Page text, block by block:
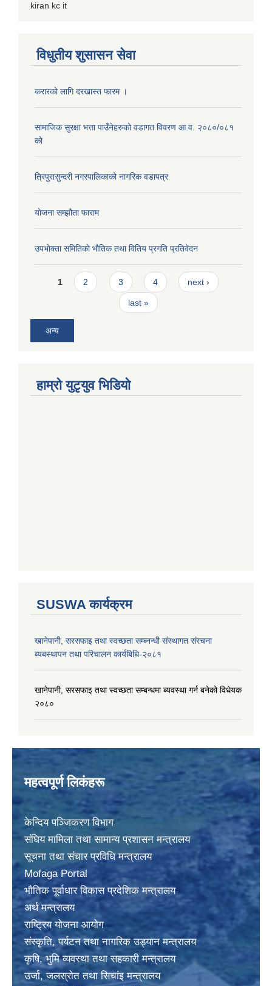
kiran kc it
विधुतीय शुसासन सेवा
करारको लागि दरखास्त फारम ।
सामाजिक सुरक्षा भत्ता पाउँनेहरुको वडागत विवरण आ.व. २०८०/०८१
को
त्रिपुरासुन्दरी नगरपालिकाको नागरिक वडापत्र
याेजना सम्झौता फाराम
उपभाेक्ता समितिकाे भाैतिक तथा वितिय प्रगति प्रतिवेदन
Pages
1 2 3 4 next ›
last »
अन्य
हाम्राे युटृयुव भिडियाे
SUSWA कार्यक्रम
खानेपानी, सरसफाइ तथा स्वच्छता सम्ब्नन्धी संस्थागत संरचना
ब्यबस्थापन तथा परिचालन कार्यबिधि-२०८१
खानेपानी, सरसफाइ तथा स्वच्छता सम्बन्धमा ब्यवस्था गर्न बनेको विधेयक
२०८०
महत्वपूर्ण लिकंहरू
केन्दिय पञ्जिकरण विभाग
संघिय मामिला तथा सामान्य प्रशासन मन्त्रालय
सूचना तथा संचार प्रविधि मन्त्रालय
Mofaga Portal
भाैतिक पूर्वाधार विकास प्रदेशिक मन्त्रालय
अर्थ मन्त्रालय
राष्ट्रिय योजना आयोग
संस्कृति, पर्यटन तथा नागरिक उड्यान मन्त्रालय
कृषि, भुमि व्यवस्था तथा सहकारी मन्त्रालय
उर्जा, जलस्राेत तथा सिचांइ मन्त्रालय